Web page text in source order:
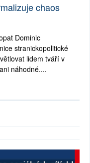
chaos
Dominic
stranickopolitické
lidem tváří v
náhodné....